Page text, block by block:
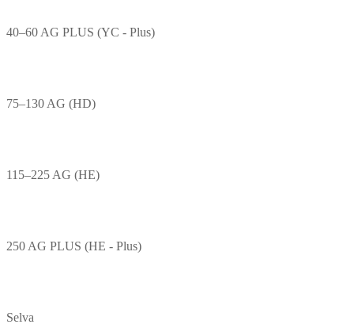
40–60 AG PLUS (YC - Plus)
75–130 AG (HD)
115–225 AG (HE)
250 AG PLUS (HE - Plus)
Selva